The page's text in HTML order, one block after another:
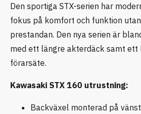
Den sportiga STX-serien har
fokus på komfort och funktion
prestandan. Den nya serien är
med ett längre akterdäck samt
förarsäte.
Kawasaki STX 160 utrustning:
Backväxel monterad på